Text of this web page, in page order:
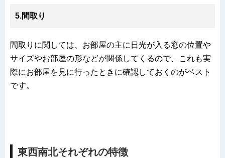
5.間取り
間取りに関しては、お部屋の主に日光が入る窓の位置や
サイズやお部屋の形などが関係してくるので、これも実
際にお部屋を見に行ったときに確認しておくのがベスト
です。
東西南北それぞれの特徴